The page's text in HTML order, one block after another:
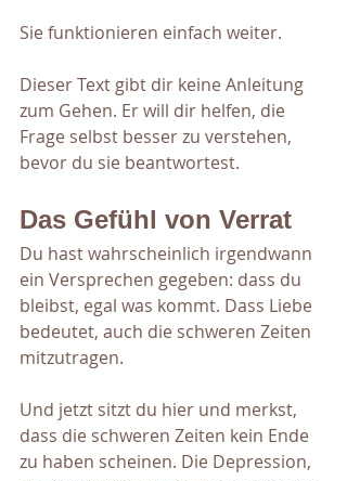
Sie funktionieren einfach weiter.
Dieser Text gibt dir keine Anleitung
zum Gehen. Er will dir helfen, die
Frage selbst besser zu verstehen,
bevor du sie beantwortest.
Das Gefühl von Verrat
Du hast wahrscheinlich irgendwann
ein Versprechen gegeben: dass du
bleibst, egal was kommt. Dass Liebe
bedeutet, auch die schweren Zeiten
mitzutragen.
Und jetzt sitzt du hier und merkst,
dass die schweren Zeiten kein Ende
zu haben scheinen. Die Depression,